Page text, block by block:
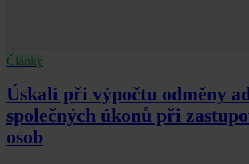
Články
Úskalí při výpočtu odměny
společných úkonů při
osob